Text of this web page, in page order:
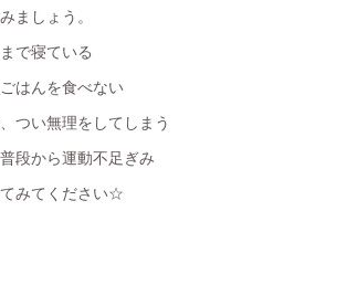
ましょう。
で寝ている
はんを食べない
つい無理をしてしまう
段から運動不足ぎみ
みてください☆